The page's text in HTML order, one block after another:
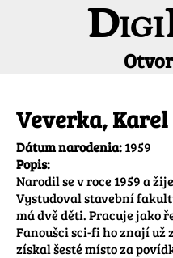
Veverka, Karel
Dátum narodenia:1959
Popis:
Narodil se v roce 1959 a
Vystudoval stavební
má dvě děti. Pracuje jako
Fanoušci sci-fi ho znají už
získal šesté místo za